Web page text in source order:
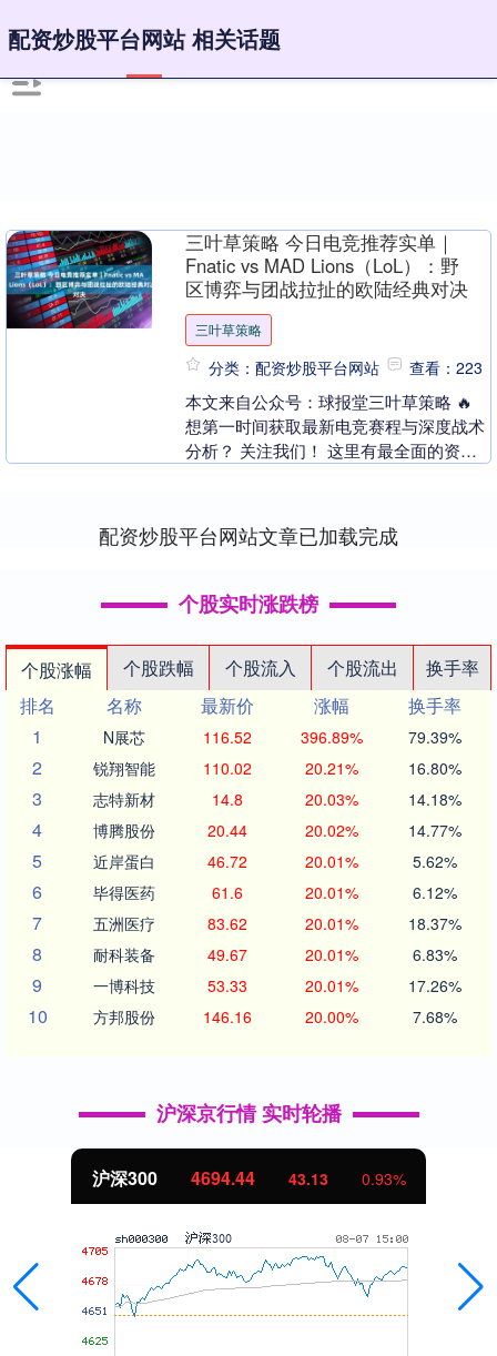
配资炒股平台网站 相关话题
三叶草策略 今日电竞推荐实单｜
Fnatic vs MAD Lions（LoL）：野
区博弈与团战拉扯的欧陆经典对决
三叶草策略
分类：配资炒股平台网站 查看：223
本文来自公众号：球报堂三叶草策略 🔥
想第一时间获取最新电竞赛程与深度战术
分析？ 关注我们！ 这里有最全面的资
配资炒股平台网站文章已加载完成
个股实时涨跌榜
个股涨幅 个股跌幅 个股流入 个股流出
换手率
排名
名称 最新价 涨幅
换手率
1
N展芯 116.52 396.89% 79.39%
2 锐翔智能 110.02 20.21% 16.80%
3 志特新材 14.8 20.03% 14.18%
4 博腾股份 20.44 20.02% 14.77%
5 近岸蛋白 46.72 20.01% 5.62%
6 毕得医药 61.6 20.01% 6.12%
7 五洲医疗 83.62 20.01% 18.37%
8 耐科装备 49.67 20.01% 6.83%
9 一博科技 53.33 20.01% 17.26%
10 方邦股份 146.16 20.00% 7.68%
沪深京行情 实时轮播
沪深300 4694.44 43.13 0.93%